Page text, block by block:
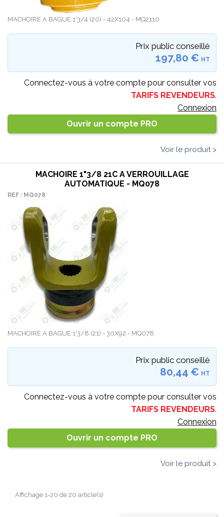
MACHOIRE A BAGUE 1'3/4 (20) - 42X104 - MQ2110
Prix public conseillé
197,80 € HT
Connectez-vous à votre compte pour consulter vos
TARIFS REVENDEURS.
Connexion
Ouvrir un compte PRO
Voir le produit >
MACHOIRE 1"3/8 21C A VERROUILLAGE
AUTOMATIQUE - MQ078
REF : MQ078
MACHOIRE A BAGUE 1'3/8 (21) - 30X92 - MQ078
Prix public conseillé
80,44 € HT
Connectez-vous à votre compte pour consulter vos
TARIFS REVENDEURS.
Connexion
Ouvrir un compte PRO
Voir le produit >
Affichage 1-20 de 20 article(s)